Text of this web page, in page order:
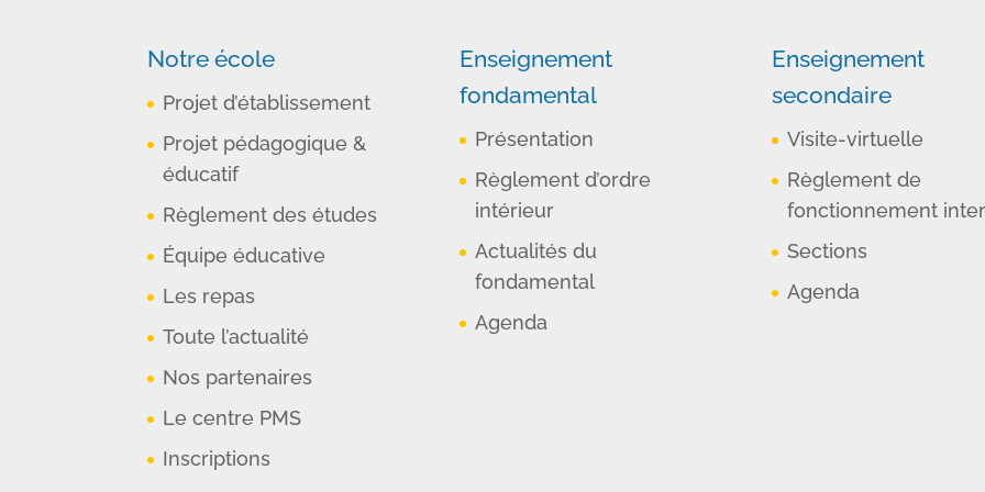
Notre école
Projet d’établissement
Projet pédagogique &
éducatif
Règlement des études
Équipe éducative
Les repas
Toute l’actualité
Nos partenaires
Le centre PMS
Inscriptions
Enseignement
fondamental
Présentation
Règlement d’ordre
intérieur
Actualités du
fondamental
Agenda
Enseignement
secondaire
Visite-virtuelle
Règlement de
fonctionnement
Sections
Agenda